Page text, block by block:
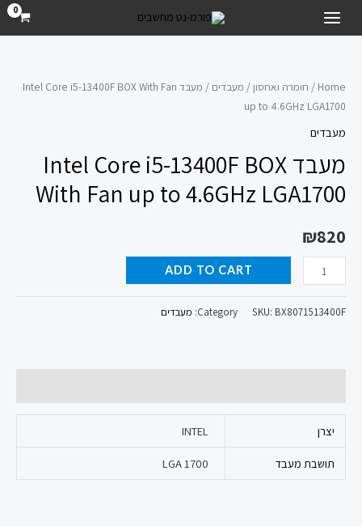
לתוכן
MAIN
Home
/ חומרה ואחסון/ מעבדים
/ מעבד Intel Core i5-13400F BOX With Fan
up to 4.6GHz LGA1700
מעבדים
מעבד Intel Core i5-13400F BOX
With Fan up to 4.6GHz LGA1700
₪820
Intel
Core
i5-
BOX
With
up
to
4.6GHz
ADD TO CART
SKU: BX8071513400F
Category: מעבדים
יצרן INTEL
תושבת מעבד LGA 1700